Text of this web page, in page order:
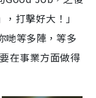
打擊好大！」
哋等多陣，等多
在事業方面做得